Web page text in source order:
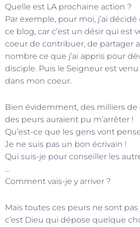
Quelle est LA prochaine action ?
Par exemple, pour moi, j’ai
ce blog, car c’est un désir qui est
coeur de contribuer, de partager
nombre ce que j’ai appris pour
disciple. Puis le Seigneur est
dans mon coeur.
Bien évidemment, des milliers
des peurs auraient pu m’arrêter !
Qu’est-ce que les gens vont
Je ne suis pas un bon écrivain !
Qui suis-je pour conseiller les
…
Comment vais-je y arriver ?
Mais toutes ces peurs ne sont
c’est Dieu qui dépose quelque